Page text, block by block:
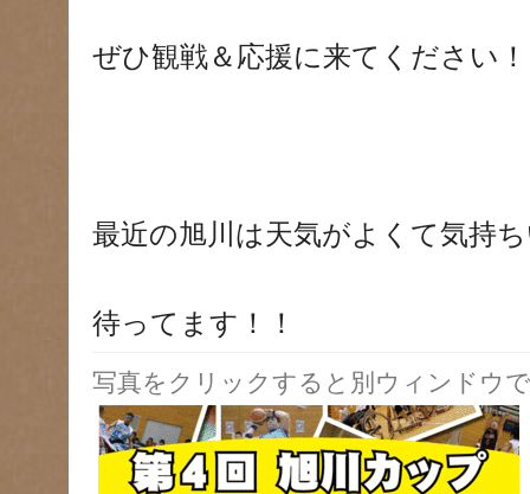
ぜひ観戦＆応援に来てください！
最近の旭川は天気がよくて気持
待ってます！！
写真をクリックすると別ウィンドウ